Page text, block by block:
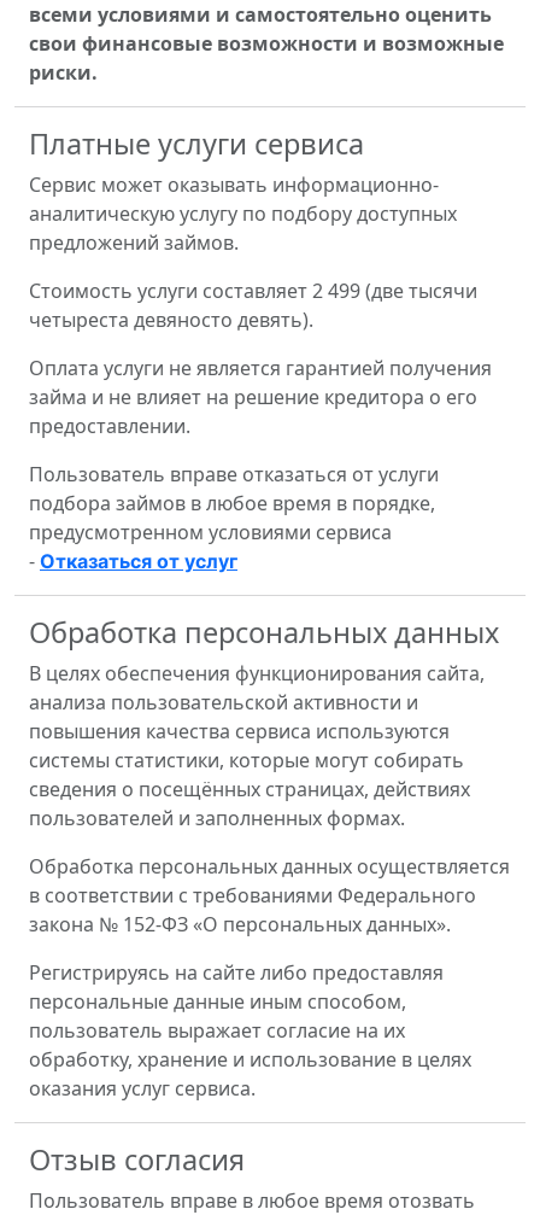
всеми условиями и самостоятельно оценить
свои финансовые возможности и возможные
риски.
Платные услуги сервиса
Сервис может оказывать информационно-
аналитическую услугу по подбору доступных
предложений займов.
Стоимость услуги составляет 2 499 (две тысячи
четыреста девяносто девять).
Оплата услуги не является гарантией получения
займа и не влияет на решение кредитора о его
предоставлении.
Пользователь вправе отказаться от услуги
подбора займов в любое время в порядке,
предусмотренном условиями сервиса
- Отказаться от услуг
Обработка персональных данных
В целях обеспечения функционирования сайта,
анализа пользовательской активности и
повышения качества сервиса используются
системы статистики, которые могут собирать
сведения о посещённых страницах, действиях
пользователей и заполненных формах.
Обработка персональных данных осуществляется
в соответствии с требованиями Федерального
закона № 152-ФЗ «О персональных данных».
Регистрируясь на сайте либо предоставляя
персональные данные иным способом,
пользователь выражает согласие на их
обработку, хранение и использование в целях
оказания услуг сервиса.
Отзыв согласия
Пользователь вправе в любое время отозвать